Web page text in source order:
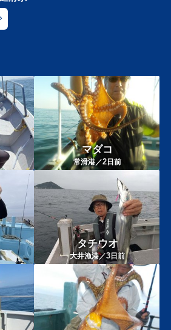
マダコ
常滑港／2 日前
タチウオ
大井漁港／3 日前